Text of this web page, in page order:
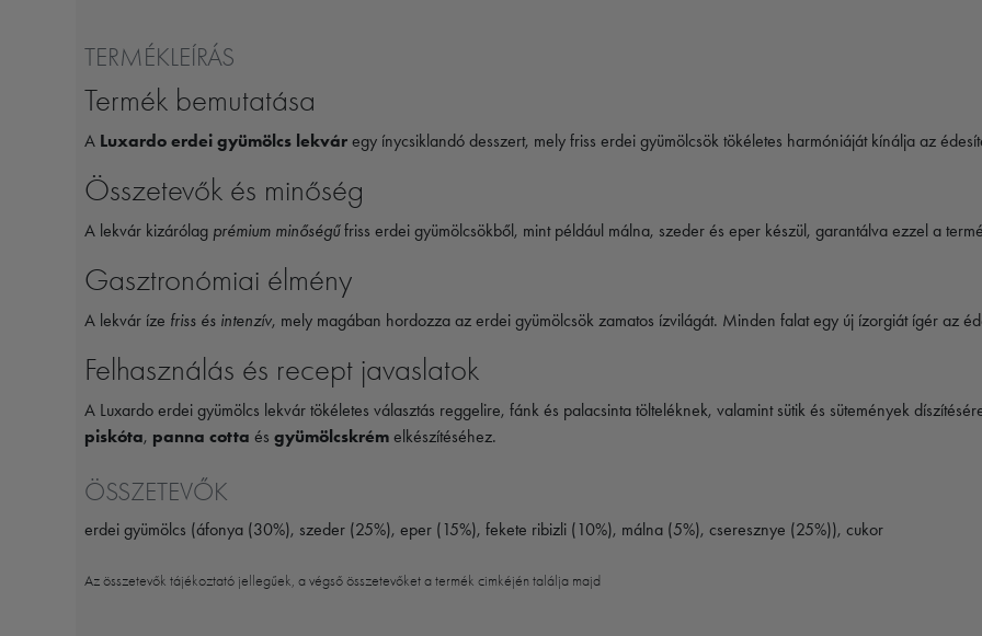
TERMÉKLEÍRÁS
Termék bemutatása
A Luxardo erdei gyümölcs lekvár egy ínycsiklandó desszert, mely friss erdei gyümölcsök tökéletes harmóniáját kínálja az
Összetevők és minőség
A lekvár kizárólag prémium minőségűfriss erdei gyümölcsökből, mint például málna, szeder és eper készül, garantálva ezzel a
Gasztronómiai élmény
A lekvár íze friss és intenzív, mely magában hordozza az erdei gyümölcsök zamatos ízvilágát. Minden falat egy új ízorgiát ígér az
Felhasználás és recept javaslatok
A Luxardo erdei gyümölcs lekvár tökéletes választás reggelire, fánk és palacsinta tölteléknek, valamint sütik és sütemények
piskóta, panna cotta és gyümölcskrém elkészítéséhez.
ÖSSZETEVŐK
erdei gyümölcs (áfonya (30%), szeder (25%), eper (15%), fekete ribizli (10%), málna (5%), cseresznye (25%)), cukor
Az összetevők tájékoztató jellegűek, a végső összetevőket a termék cimkéjén találja majd